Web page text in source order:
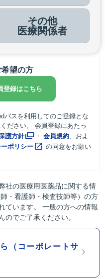
その他
医療関係者
望の方
登録はこちら
パスを利用してのご登録とな
ださい。 会員登録にあたっ
護方針 ・ 会員規約、およ
ポリシー
の同意をお願い
社の医療用医薬品に関する情
・看護師・検査技師等）の方
ています。 一般の方への情報
のでご了承ください。
（コーポレートサ